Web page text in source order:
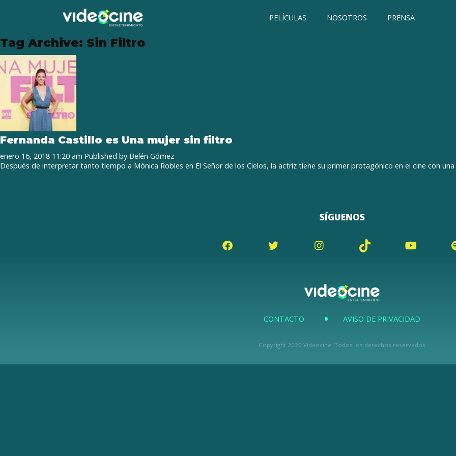
PELÍCULAS NOSOTROS PRENSA
Tag Archive: Sin Filtro
Fernanda Castillo es Una mujer sin filtro
enero 16, 2018 11:20 am Published by Belén Gómez
Después de interpretar tanto tiempo a Mónica Robles en El Señor de los Cielos, la actriz tiene su primer protagónico en el cine con
SÍGUENOS
CONTACTO AVISO DE PRIVACIDAD
Copyright 2020 Videocine. Todos los derechos reservados